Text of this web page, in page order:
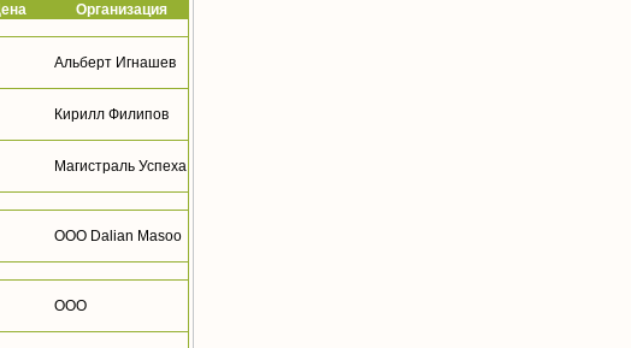
Организация
Альберт Игнашев
Кирилл Филипов
Магистраль Успеха
OOO Dalian Masoo
ООО